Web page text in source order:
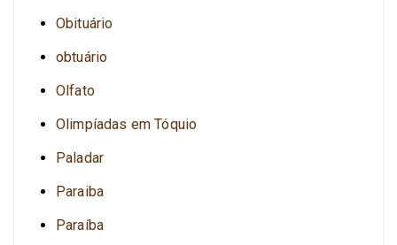
Obituário
obtuário
Olfato
Olimpíadas em Tóquio
Paladar
Paraiba
Paraíba